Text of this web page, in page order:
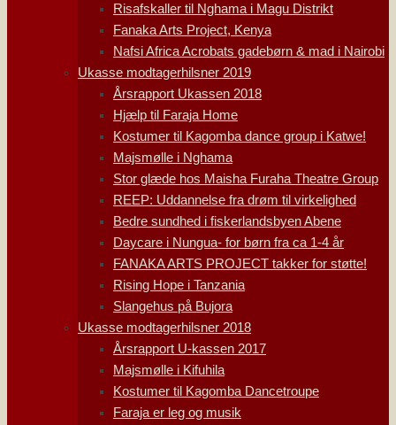
Risafskaller til Nghama i Magu Distrikt
Fanaka Arts Project, Kenya
Nafsi Africa Acrobats gadebørn & mad i Nairobi
Ukasse modtagerhilsner 2019
Årsrapport Ukassen 2018
Hjælp til Faraja Home
Kostumer til Kagomba dance group i Katwe!
Majsmølle i Nghama
Stor glæde hos Maisha Furaha Theatre Group
REEP: Uddannelse fra drøm til virkelighed
Bedre sundhed i fiskerlandsbyen Abene
Daycare i Nungua- for børn fra ca 1-4 år
FANAKA ARTS PROJECT takker for støtte!
Rising Hope i Tanzania
Slangehus på Bujora
Ukasse modtagerhilsner 2018
Årsrapport U-kassen 2017
Majsmølle i Kifuhila
Kostumer til Kagomba Dancetroupe
Faraja er leg og musik